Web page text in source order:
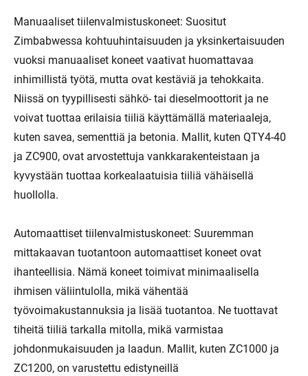
Manuaaliset tiilenvalmistuskoneet: Suositut
Zimbabwessa kohtuuhintaisuuden ja yksinkertaisuuden
vuoksi manuaaliset koneet vaativat huomattavaa
inhimillistä työtä, mutta ovat kestäviä ja tehokkaita.
Niissä on tyypillisesti sähkö- tai dieselmoottorit ja ne
voivat tuottaa erilaisia ​​tiiliä käyttämällä materiaaleja,
kuten savea, sementtiä ja betonia. Mallit, kuten QTY4-40
ja ZC900, ovat arvostettuja vankkarakenteistaan ​​ja
kyvystään tuottaa korkealaatuisia tiiliä vähäisellä
huollolla.
Automaattiset tiilenvalmistuskoneet: Suuremman
mittakaavan tuotantoon automaattiset koneet ovat
ihanteellisia. Nämä koneet toimivat minimaalisella
ihmisen väliintulolla, mikä vähentää
työvoimakustannuksia ja lisää tuotantoa. Ne tuottavat
tiheitä tiiliä tarkalla mitolla, mikä varmistaa
johdonmukaisuuden ja laadun. Mallit, kuten ZC1000 ja
ZC1200, on varustettu edistyneillä